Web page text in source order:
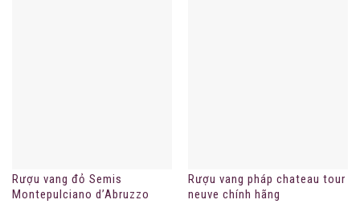
Rượu vang đỏ Semis
Montepulciano d’Abruzzo
Rượu vang pháp chateau tour
neuve chính hãng